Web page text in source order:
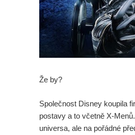
Že by?
Společnost Disney koupila
postavy a to včetně X-
universa, ale na pořádné